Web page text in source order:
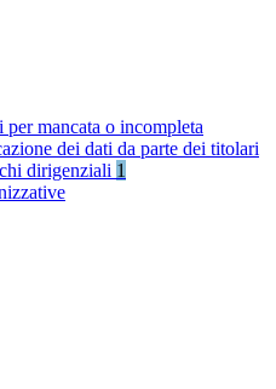
per mancata o incompleta
dei dati da parte dei titolari
dirigenziali 1